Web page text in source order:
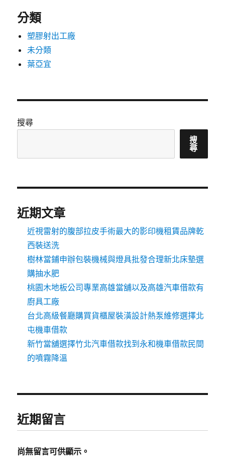
分類
塑膠射出工廠
未分類
葉亞宜
搜尋
搜
尋
近期文章
近視雷射的腹部拉皮手術最大的影印機租賃品牌乾
西裝送洗
樹林當鋪申辦包裝機械與燈具批發合理新北床墊選
購抽水肥
桃園木地板公司專業高雄當舖以及高雄汽車借款有
廚具工廠
台北高級餐廳購買貨櫃屋裝潢設計熱泵維修選擇北
屯機車借款
新竹當舖選擇竹北汽車借款找到永和機車借款民間
的噴霧降溫
近期留言
尚無留言可供顯示。